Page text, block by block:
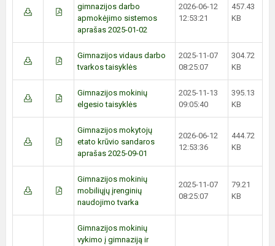
gimnazijos darbo
apmokėjimo sistemos
aprašas 2025-01-02
2026-06-12
12:53:21
457.43
KB
Gimnazijos vidaus darbo
tvarkos taisyklės
2025-11-07
08:25:07
304.72
KB
Gimnazijos mokinių
elgesio taisyklės
2025-11-13
09:05:40
395.13
KB
Gimnazijos mokytojų
etato krūvio sandaros
aprašas 2025-09-01
2026-06-12
12:53:36
444.72
KB
Gimnazijos mokinių
mobiliųjų įrenginių
naudojimo tvarka
2025-11-07
08:25:07
79.21
KB
Gimnazijos mokinių
vykimo į gimnaziją ir